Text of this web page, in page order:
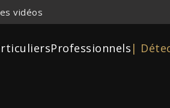
vidéos
Professionnels |